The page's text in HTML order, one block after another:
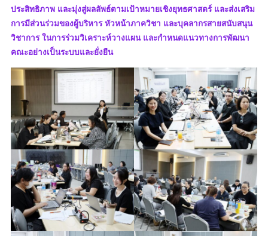
ประสิทธิภาพ และมุ่งสู่ผลลัพธ์ตามเป้าหมายเชิงยุทธศาสตร์ และส่งเสริม
การมีส่วนร่วมของผู้บริหาร หัวหน้าภาควิชา และบุคลากรสายสนับสนุน
วิชาการ ในการร่วมวิเคราะห์วางแผน และกําหนดแนวทางการพัฒนา
คณะอย่างเป็นระบบและยั่งยืน